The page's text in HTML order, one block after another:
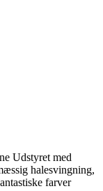
Udstyret med
halesvingning,
farver